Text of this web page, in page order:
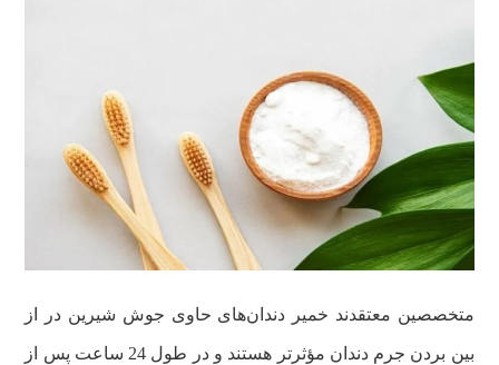
متخصصین معتقدند خمیر دندان‌های حاوی جوش شیرین در از
بین بردن جرم دندان مؤثرتر هستند و در طول 24 ساعت پس از